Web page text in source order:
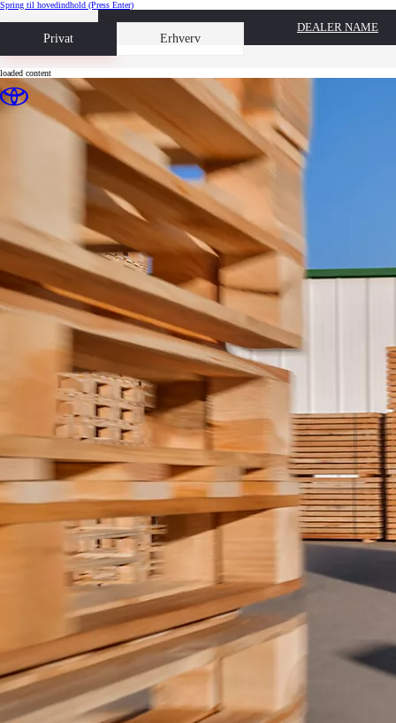
Spring til hovedindhold (Press Enter)
Privat Erhverv
Book prøvetur
DEALER NAME
loaded content